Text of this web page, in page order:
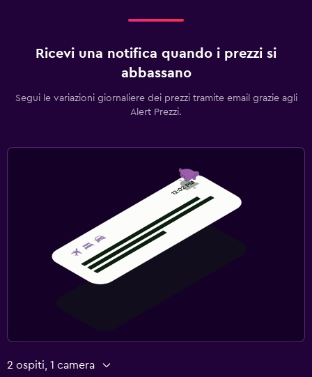
Ricevi una notifica quando i prezzi si
abbassano
Segui le variazioni giornaliere dei prezzi tramite email grazie agli
Alert Prezzi.
2 ospiti, 1 camera